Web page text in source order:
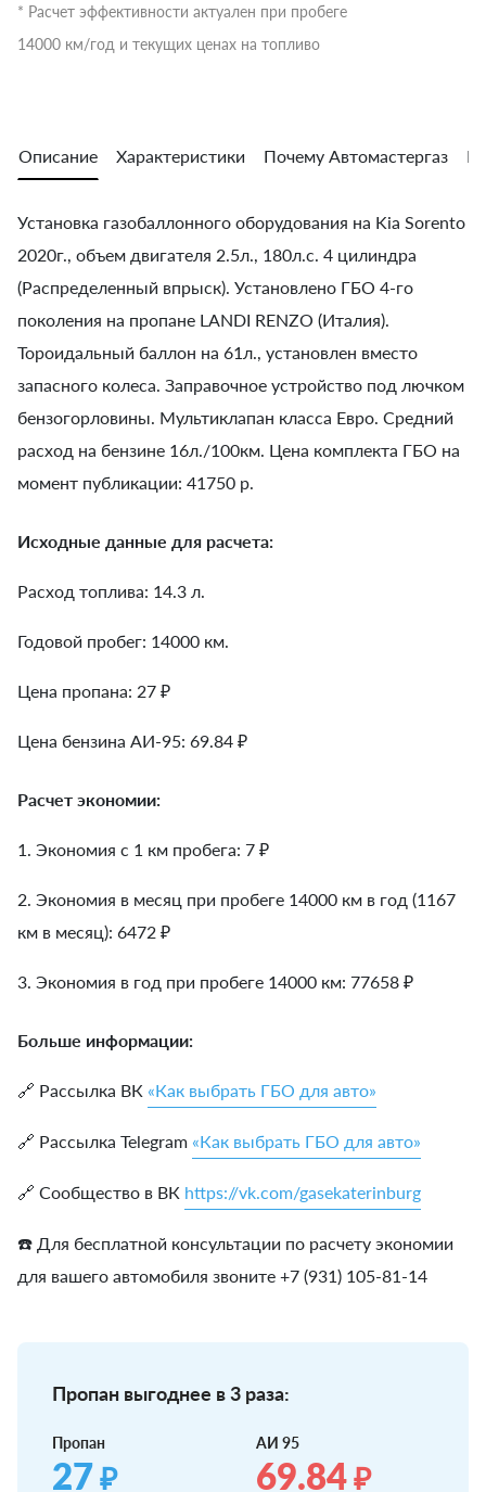
* Расчет эффективности актуален при пробеге
14000 км/год и текущих ценах на топливо
Описание Характеристики Почему Автомастергаз
Установка газобаллонного оборудования на Kia Sorento
2020г., объем двигателя 2.5л., 180л.с. 4 цилиндра
(Распределенный впрыск). Установлено ГБО 4-го
поколения на пропане LANDI RENZO (Италия).
Тороидальный баллон на 61л., установлен вместо
запасного колеса. Заправочное устройство под лючком
бензогорловины. Мультиклапан класса Евро. Средний
расход на бензине 16л./100км. Цена комплекта ГБО на
момент публикации: 41750 р.
Исходные данные для расчета:
Расход топлива: 14.3 л.
Годовой пробег: 14000 км.
Цена пропана: 27 ₽
Цена бензина АИ-95: 69.84 ₽
Расчет экономии:
1. Экономия с 1 км пробега: 7 ₽
2. Экономия в месяц при пробеге 14000 км в год (1167
км в месяц): 6472 ₽
3. Экономия в год при пробеге 14000 км: 77658 ₽
Больше информации:
🔗 Рассылка ВК «Как выбрать ГБО для авто»
🔗 Рассылка Telegram «Как выбрать ГБО для авто»
🔗 Сообщество в ВК https://vk.com/gasekaterinburg
☎️ Для бесплатной консультации по расчету экономии
для вашего автомобиля звоните +7 (931) 105-81-14
Пропан выгоднее в 3 раза:
Пропан
27₽
АИ 95
69.84₽